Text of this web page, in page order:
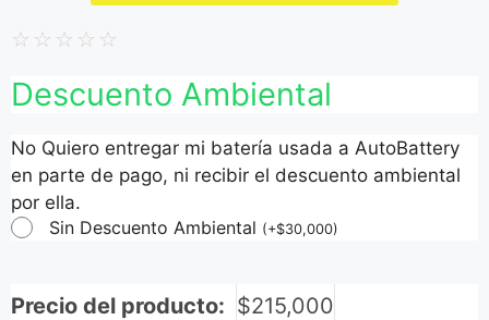
☆ ☆ ☆ ☆ ☆
Descuento Ambiental
No Quiero entregar mi batería usada a AutoBattery
en parte de pago, ni recibir el descuento ambiental
por ella.
Sin Descuento Ambiental (+$30,000)
Precio del producto: $215,000